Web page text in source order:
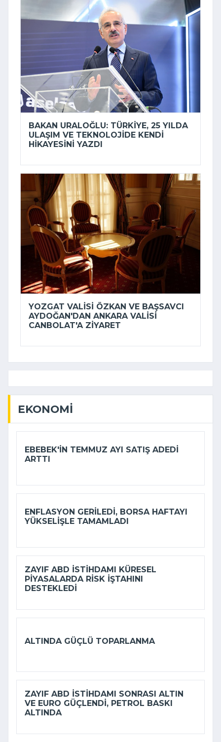
BAKAN URALOĞLU: TÜRKIYE, 25 YILDA
ULAŞIM VE TEKNOLOJIDE KENDI
HIKAYESINI YAZDI
YOZGAT VALISI ÖZKAN VE BAŞSAVCI
AYDOĞAN'DAN ANKARA VALISI
CANBOLAT'A ZIYARET
EKONOMI
EBEBEK'IN TEMMUZ AYI SATIŞ ADEDI
ARTTI
ENFLASYON GERILEDI, BORSA HAFTAYI
YÜKSELIŞLE TAMAMLADI
ZAYIF ABD ISTIHDAMI KÜRESEL
PIYASALARDA RISK IŞTAHINI
DESTEKLEDI
ALTINDA GÜÇLÜ TOPARLANMA
ZAYIF ABD ISTIHDAMI SONRASI ALTIN
VE EURO GÜÇLENDI, PETROL BASKI
ALTINDA